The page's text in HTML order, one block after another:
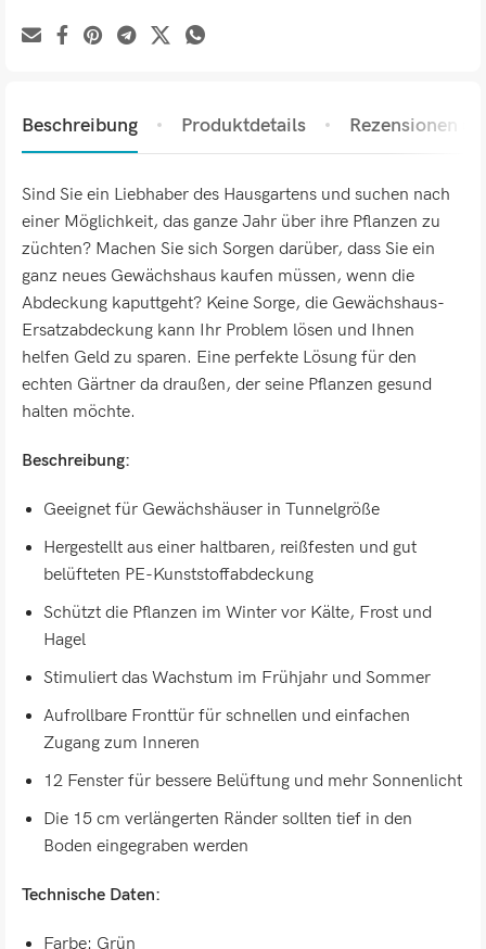
Beschreibung Produktdetails Rezensionen (0)
Sind Sie ein Liebhaber des Hausgartens und suchen nach
einer Möglichkeit, das ganze Jahr über ihre Pflanzen zu
züchten? Machen Sie sich Sorgen darüber, dass Sie ein
ganz neues Gewächshaus kaufen müssen, wenn die
Abdeckung kaputtgeht? Keine Sorge, die Gewächshaus-
Ersatzabdeckung kann Ihr Problem lösen und Ihnen
helfen Geld zu sparen. Eine perfekte Lösung für den
echten Gärtner da draußen, der seine Pflanzen gesund
halten möchte.
Beschreibung:
Geeignet für Gewächshäuser in Tunnelgröße
Hergestellt aus einer haltbaren, reißfesten und gut
belüfteten PE-Kunststoffabdeckung
Schützt die Pflanzen im Winter vor Kälte, Frost und
Hagel
Stimuliert das Wachstum im Frühjahr und Sommer
Aufrollbare Fronttür für schnellen und einfachen
Zugang zum Inneren
12 Fenster für bessere Belüftung und mehr Sonnenlicht
Die 15 cm verlängerten Ränder sollten tief in den
Boden eingegraben werden
Technische Daten:
Farbe: Grün